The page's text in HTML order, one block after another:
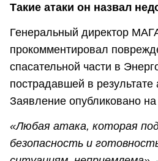
Такие атаки он назвал
Генеральный директор
прокомментировал
спасательной части в
пострадавшей в результате
Заявление опубликовано
«Любая атака, которая
безопасность и